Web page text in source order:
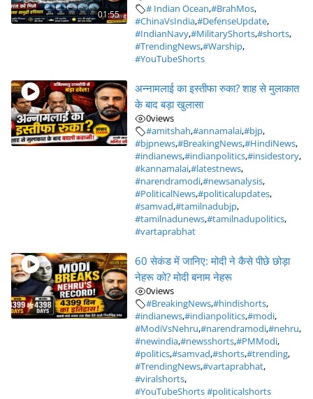
01:55
# Indian Ocean,#BrahMos,
#ChinaVsIndia,#DefenseUpdate,
#IndianNavy,#MilitaryShorts,#shorts,
#TrendingNews,#Warship,
#YouTubeShorts
अन्नामलाई का इस्तीफा रुका? शाह से मुलाकात
के बाद बड़ा खुलासा
0views
#amitshah,#annamalai,#bjp,
#bjpnews,#BreakingNews,#HindiNews,
#indianews,#indianpolitics,#insidestory,
#kannamalai,#latestnews,
#narendramodi,#newsanalysis,
#PoliticalNews,#politicalupdates,
#samvad,#tamilnadubjp,
#tamilnadunews,#tamilnadupolitics,
#vartaprabhat
60 सेकंड में जानिए: मोदी ने कैसे पीछे छोड़ा
नेहरू को? मोदी बनाम नेहरू
0views
#BreakingNews,#hindishorts,
#indianews,#indianpolitics,#modi,
#ModiVsNehru,#narendramodi,#nehru,
#newindia,#newsshorts,#PMModi,
#politics,#samvad,#shorts,#trending,
#TrendingNews,#vartaprabhat,
#viralshorts,
#YouTubeShorts #politicalshorts